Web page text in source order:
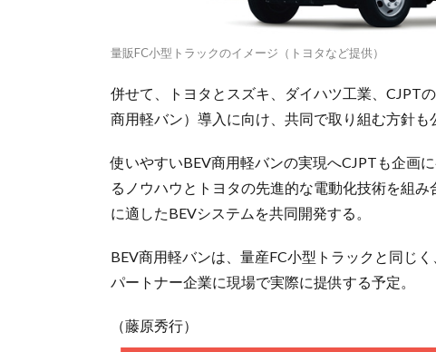
量販FC小型トラックのイメージ（トヨタなど提供）
併せて、トヨタとスズキ、ダイハツ工業、CJPT
商用軽バン）導入に向け、共同で取り組む方針も
使いやすいBEV商用軽バンの実現へCJPTも企画
るノウハウとトヨタの先進的な電動化技術を組
に適したBEVシステムを共同開発する。
BEV商用軽バンは、量産FC小型トラックと同じ
パートナー企業に現場で実際に提供する予定。
（藤原秀行）